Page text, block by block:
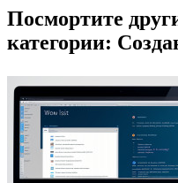
Посмортите
категории: